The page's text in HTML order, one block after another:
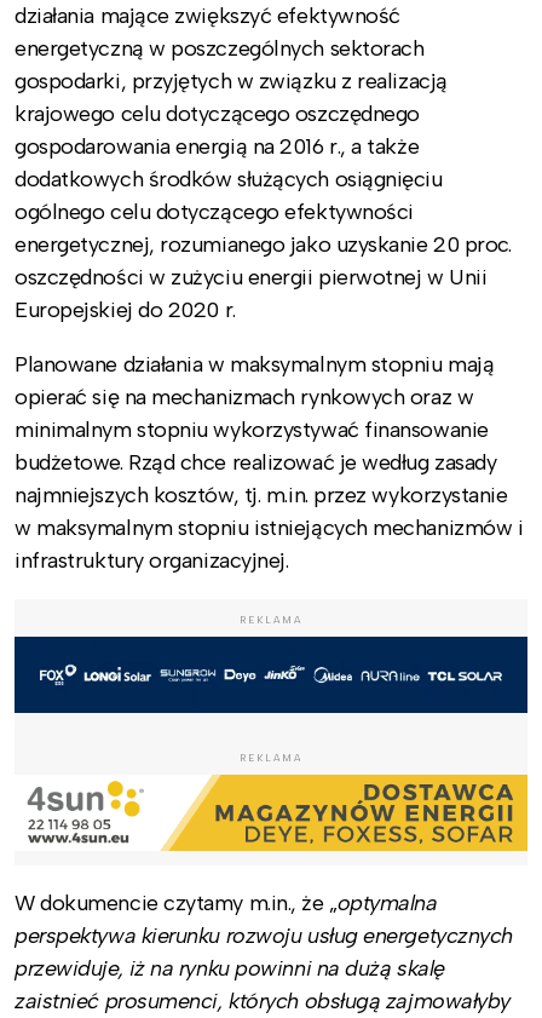
działania mające zwiększyć efektywność
energetyczną w poszczególnych sektorach
gospodarki, przyjętych w związku z realizacją
krajowego celu dotyczącego oszczędnego
gospodarowania energią na 2016 r., a także
dodatkowych środków służących osiągnięciu
ogólnego celu dotyczącego efektywności
energetycznej, rozumianego jako uzyskanie 20 proc.
oszczędności w zużyciu energii pierwotnej w Unii
Europejskiej do 2020 r.
Planowane działania w maksymalnym stopniu mają
opierać się na mechanizmach rynkowych oraz w
minimalnym stopniu wykorzystywać finansowanie
budżetowe. Rząd chce realizować je według zasady
najmniejszych kosztów, tj. m.in. przez wykorzystanie
w maksymalnym stopniu istniejących mechanizmów i
infrastruktury organizacyjnej.
REKLAMA
REKLAMA
W dokumencie czytamy m.in., że „optymalna
perspektywa kierunku rozwoju usług energetycznych
przewiduje, iż na rynku powinni na dużą skalę
zaistnieć prosumenci, których obsługą zajmowałyby